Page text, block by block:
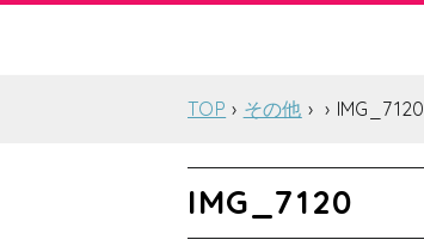
TOP その他 IMG_7120
IMG_7120